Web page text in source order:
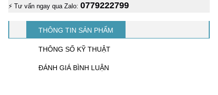
⚡ Tư vấn ngay qua Zalo: 0779222799
THÔNG TIN SẢN PHẨM
THÔNG SỐ KỸ THUẬT
ĐÁNH GIÁ BÌNH LUẬN